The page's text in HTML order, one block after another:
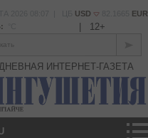
USD EUR
12+
ИНТЕРНЕТ-ГАЗЕТА